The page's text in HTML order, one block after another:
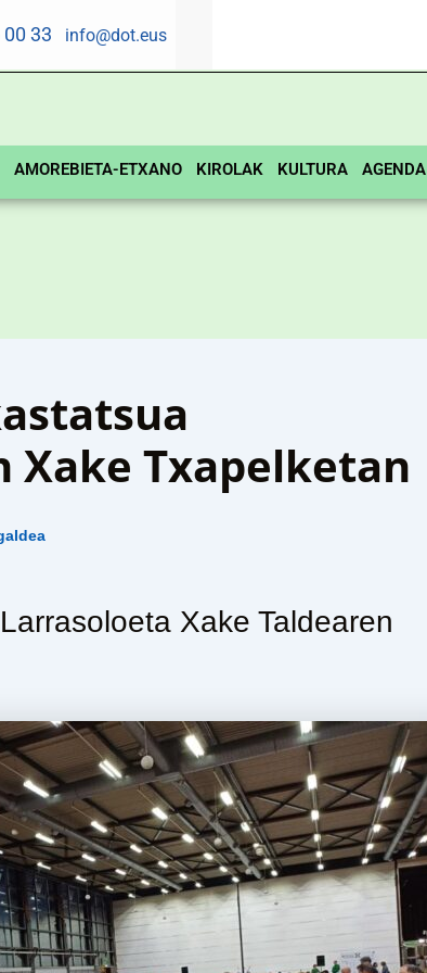
00 33 info@dot.eus
AMOREBIETA-ETXANO KIROLAK KULTURA AGENDA
Txapelketan
Xake Taldearen